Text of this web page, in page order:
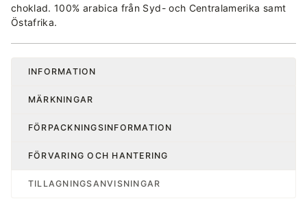
choklad. 100% arabica från Syd- och Centralamerika samt
Östafrika.
INFORMATION
MÄRKNINGAR
FÖRPACKNINGSINFORMATION
FÖRVARING OCH HANTERING
TILLAGNINGSANVISNINGAR